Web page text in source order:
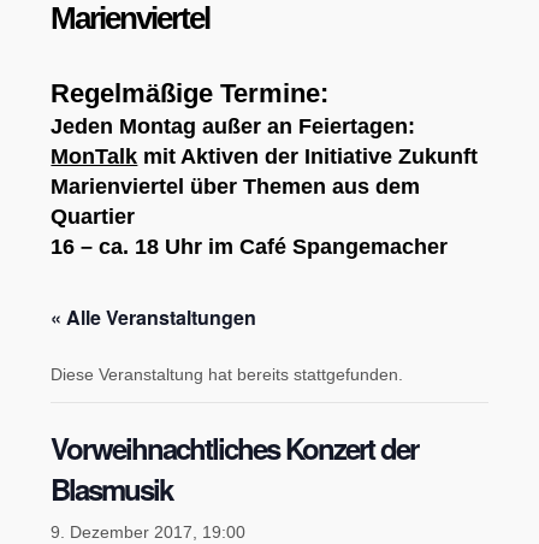
Marienviertel
Regelmäßige Termine:
Jeden Montag außer an Feiertagen:
MonTalk mit Aktiven der Initiative Zukunft
Marienviertel über Themen aus dem
Quartier
16 – ca. 18 Uhr im Café Spangemacher
« Alle Veranstaltungen
Diese Veranstaltung hat bereits stattgefunden.
Vorweihnachtliches Konzert der
Blasmusik
9. Dezember 2017, 19:00